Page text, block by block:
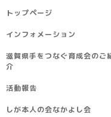
トップページ
インフォメーション
滋賀県手をつなぐ育成会のご
介
活動報告
しが本人の会なかよし会